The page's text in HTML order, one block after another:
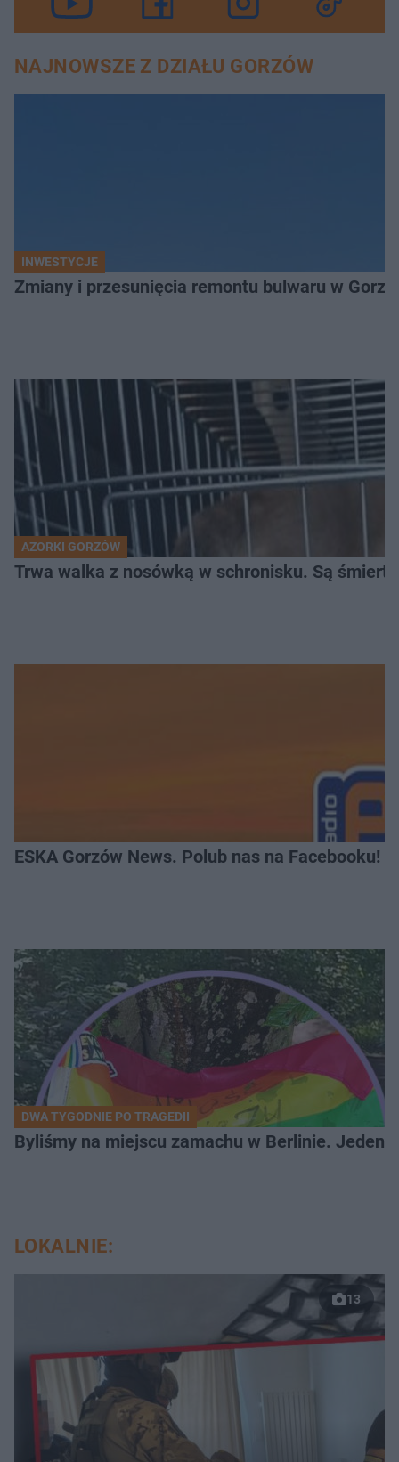
NAJNOWSZE Z DZIAŁU GORZÓW
INWESTYCJE
Zmiany i przesunięcia remontu bulwaru w
AZORKI GORZÓW
Trwa walka z nosówką w schronisku. Są
ESKA Gorzów News. Polub nas na Facebooku!
DWA TYGODNIE PO TRAGEDII
Byliśmy na miejscu zamachu w Berlinie. Jeden
LOKALNIE:
13